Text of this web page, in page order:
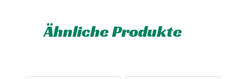
Ähnliche Produkte